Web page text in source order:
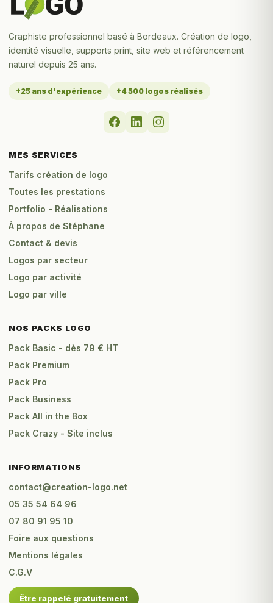
Graphiste professionnel basé à Bordeaux. Création de logo,
identité visuelle, supports print, site web et référencement
naturel depuis 25 ans.
+25 ans d'expérience +4 500 logos réalisés
MES SERVICES
Tarifs création de logo
Toutes les prestations
Portfolio - Réalisations
À propos de Stéphane
Contact & devis
Logos par secteur
Logo par activité
Logo par ville
NOS PACKS LOGO
Pack Basic - dès 79 € HT
Pack Premium
Pack Pro
Pack Business
Pack All in the Box
Pack Crazy - Site inclus
INFORMATIONS
contact@creation-logo.net
05 35 54 64 96
07 80 91 95 10
Foire aux questions
Mentions légales
C.G.V
Être rappelé gratuitement